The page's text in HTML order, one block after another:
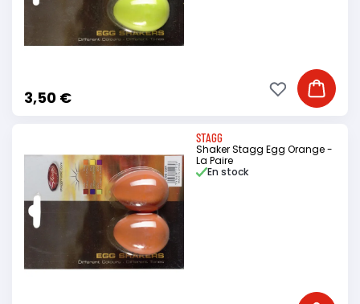
3,50 € Ajouter
Ajouter à ma
STAGG
Shaker Stagg Egg Orange -
La Paire
En stock